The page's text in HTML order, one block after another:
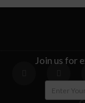
Join us for